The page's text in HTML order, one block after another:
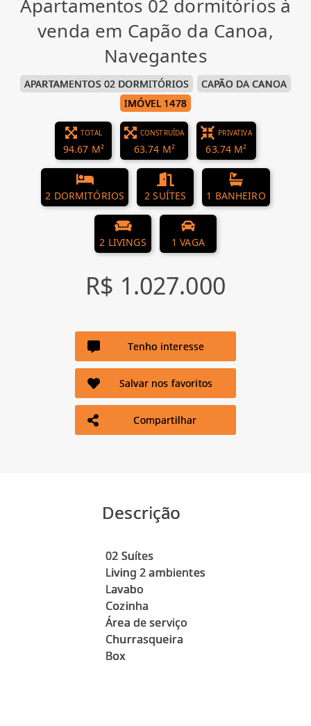
Apartamentos 02 dormitórios à
venda em Capão da Canoa,
Navegantes
APARTAMENTOS 02 DORMITÓRIOS
CAPÃO DA CANOA
IMÓVEL 1478
TOTAL
94.67 M²
CONSTRUÍDA
63.74 M²
PRIVATIVA
63.74 M²
2 DORMITÓRIOS 2 SUÍTES 1 BANHEIRO
2 LIVINGS 1 VAGA
R$ 1.027.000
Tenho interesse
Salvar nos favoritos
Compartilhar
Descrição
02 Suítes
Living 2 ambientes
Lavabo
Cozinha
Área de serviço
Churrasqueira
Box